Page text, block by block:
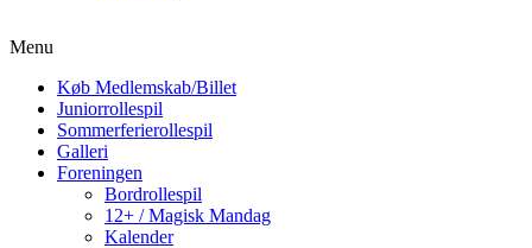
Menu
Køb Medlemskab/Billet
Juniorrollespil
Sommerferierollespil
Galleri
Foreningen
Bordrollespil
12+ / Magisk Mandag
Kalender